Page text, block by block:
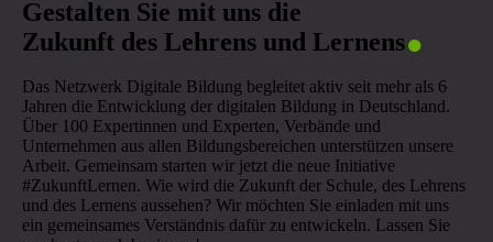
Gestalten Sie mit uns die
Zukunft des Lehrens und Lernens.
Das Netzwerk Digitale Bildung begleitet aktiv seit mehr als 6
Jahren die Entwicklung der digitalen Bildung in Deutschland.
Über 100 Expertinnen und Experten, Verbände und
Unternehmen aus allen Bildungsbereichen unterstützen unsere
Arbeit. Gemeinsam starten wir jetzt die neue Initiative
#ZukunftLernen. Wie wird die Zukunft der Schule, des Lehrens
und des Lernens aussehen? Wir möchten Sie einladen mit uns
ein gemeinsames Verständnis dafür zu entwickeln. Lassen Sie